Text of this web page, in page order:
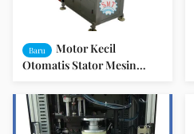
Baru
Motor Kecil
Otomatis Stator Mesin
Mesin Winding